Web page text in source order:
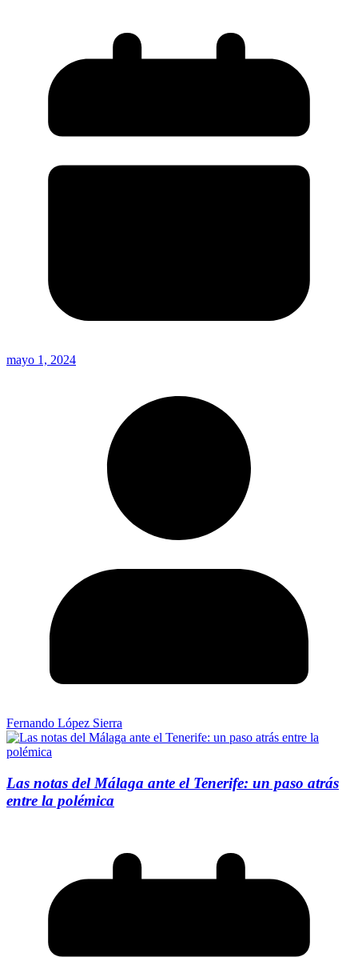
mayo 1, 2024
Fernando López Sierra
Las notas del Málaga ante el Tenerife: un paso atrás
entre la polémica